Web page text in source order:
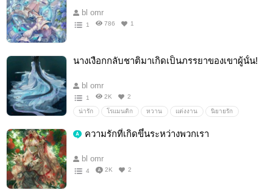
bl omr
1 786 1
นางเงือกกลับชาติมาเกิดเป็นภรรยาของเขาผู้นั้น!
bl omr
1 2K 2
น่ารัก โรแมนติก หวาน แต่งงาน นิยายรัก
ความรักที่เกิดขึ้นระหว่างพวกเรา
bl omr
4 2K 2